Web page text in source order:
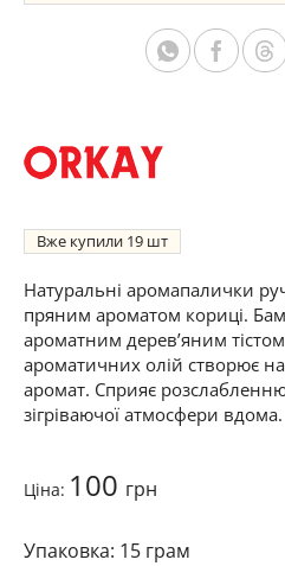
Вже купили 19
Натуральні аромапалички
пряним ароматом кориці.
ароматним деревʼяним тістом
ароматичних олій створює
аромат. Сприяє
зігріваючої атмосфери вдома.
Ціна: 100 грн
15 грам